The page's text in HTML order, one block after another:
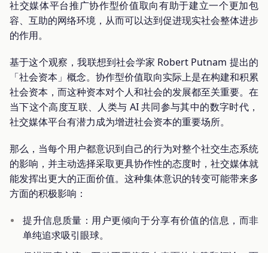
社交媒体平台推广协作型价值取向有助于建立一个更加包
容、互助的网络环境，从而可以达到促进现实社会整体进步
的作用。
基于这个观察，我联想到社会学家 Robert Putnam 提出的
「社会资本」概念。协作型价值取向实际上是在构建和积累
社会资本，而这种资本对个人和社会的发展都至关重要。在
当下这个高度互联、人类与 AI 共同参与其中的数字时代，
社交媒体平台有潜力成为增进社会资本的重要场所。
那么，当每个用户都意识到自己的行为对整个社交生态系统
的影响，并主动选择采取更具协作性的态度时，社交媒体就
能发挥出更大的正面价值。这种集体意识的转变可能带来多
方面的积极影响：
提升信息质量：用户更倾向于分享有价值的信息，而非
单纯追求吸引眼球。